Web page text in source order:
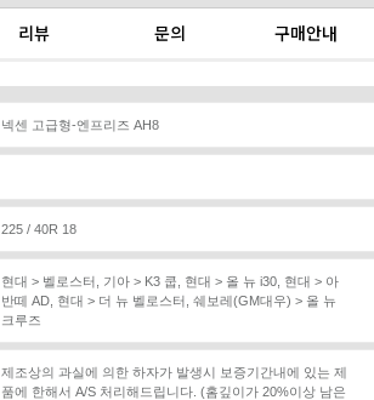
리뷰 문의 구매안내
넥센 고급형-엔프리즈 AH8
225 / 40R 18
현대 > 벨로스터 기아 > K3 쿱 현대 > 올 뉴 i30, 현대 > 아
반떼 AD, 현대 > 더 뉴 벨로스터 쉐보레(GM대우) > 올 뉴
크루즈
제조상의 과실에 의한 하자가 발생시 보증기간내에 있는 제
품에 한해서 A/S 처리해드립니다. (홈깊이가 20%이상 남은